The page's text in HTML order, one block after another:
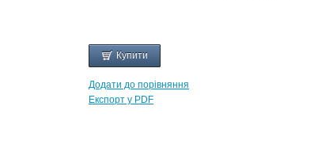
Купити
Додати до порівняння
Експорт у PDF